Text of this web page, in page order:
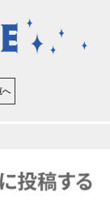
へ